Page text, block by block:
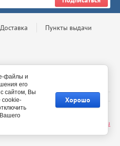
Доставка
Пункты выдачи
д. 8, ТЦ Мегаполис, 4 этаж,
- официальный сайт
megagroup.ru
файлы и
его
сайтом, Вы
cookie-
Хорошо